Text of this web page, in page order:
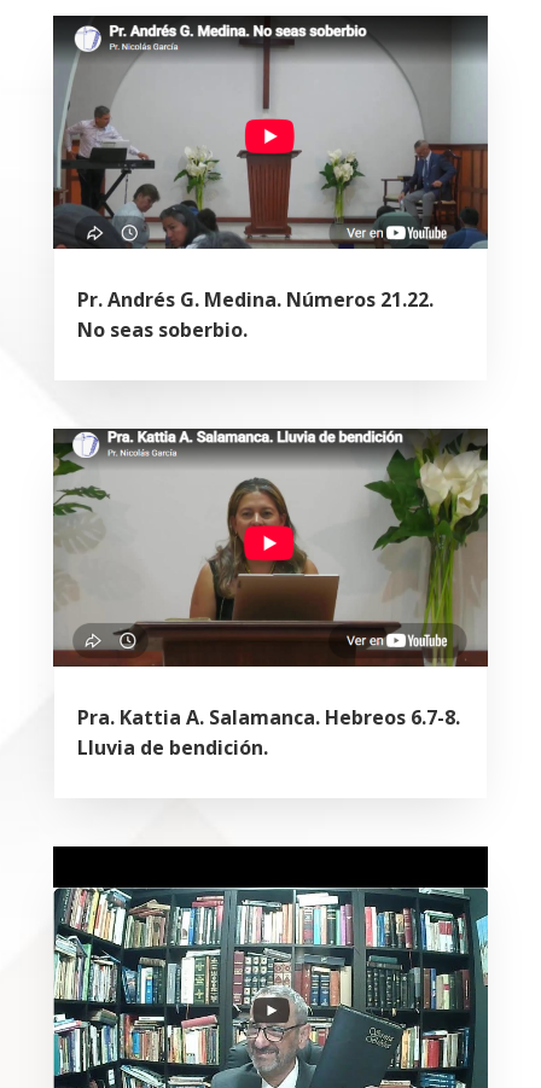
Pr. Andrés G. Medina. Números 21.22.
No seas soberbio.
Pra. Kattia A. Salamanca. Hebreos 6.7-8.
Lluvia de bendición.